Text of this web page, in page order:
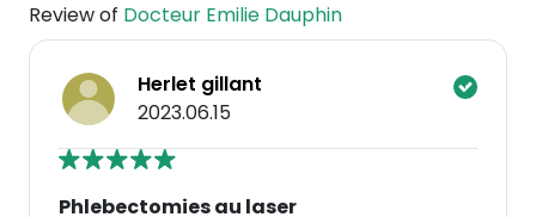
Review of Docteur Emilie Dauphin
Herlet gillant
2023.06.15
Phlebectomies au laser